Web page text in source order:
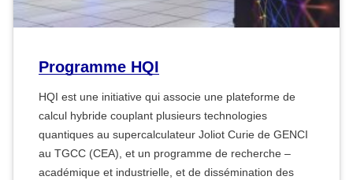
Programme HQI
HQI est une initiative qui associe une plateforme de
calcul hybride couplant plusieurs technologies
quantiques au supercalculateur Joliot Curie de GENCI
au TGCC (CEA), et un programme de recherche –
académique et industrielle, et de dissémination des